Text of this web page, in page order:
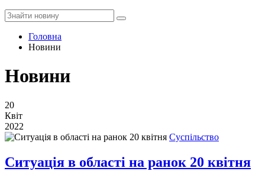
Головна
Новини
Новини
20
Квіт
2022
Суспільство
Ситуація в області на ранок 20 квітня